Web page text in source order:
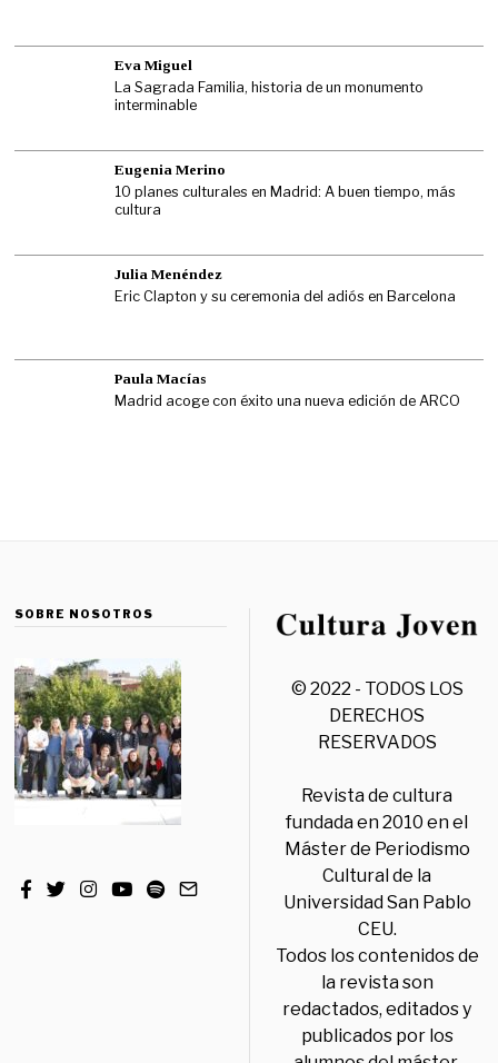
Eva Miguel
La Sagrada Familia, historia de un monumento
interminable
Eugenia Merino
10 planes culturales en Madrid: A buen tiempo, más
cultura
Julia Menéndez
Eric Clapton y su ceremonia del adiós en Barcelona
Paula Macías
Madrid acoge con éxito una nueva edición de ARCO
SOBRE NOSOTROS
© 2022 - TODOS LOS
DERECHOS
RESERVADOS
Revista de cultura
fundada en 2010 en el
Máster de Periodismo
Cultural de la
Universidad San Pablo
CEU.
Todos los contenidos de
la revista son
redactados, editados y
publicados por los